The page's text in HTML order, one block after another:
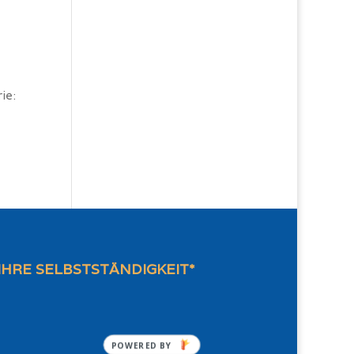
SELBSTSTÄNDIGKEIT*
POWERED BY